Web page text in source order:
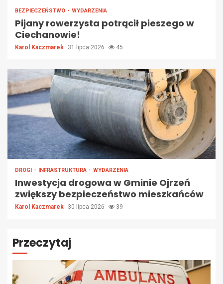
BEZPIECZEŃSTWO WYDARZENIA
Pijany rowerzysta potrącił pieszego w
Ciechanowie!
Karol Kaczmarek 31 lipca 2026 45
DROGI INFRASTRUKTURA WYDARZENIA
Inwestycja drogowa w Gminie Ojrzeń
zwiększy bezpieczeństwo mieszkańców
Karol Kaczmarek 30 lipca 2026 39
Przeczytaj